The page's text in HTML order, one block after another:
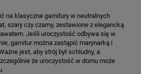
na klasyczne garnitury w neutralnych
szary czy czarny, zestawione z elegancką
Jeśli uroczystość odbywa się w
garnitur można zastąpić marynarką i
jest, aby strój był schludny, a
że uroczystość w domu może